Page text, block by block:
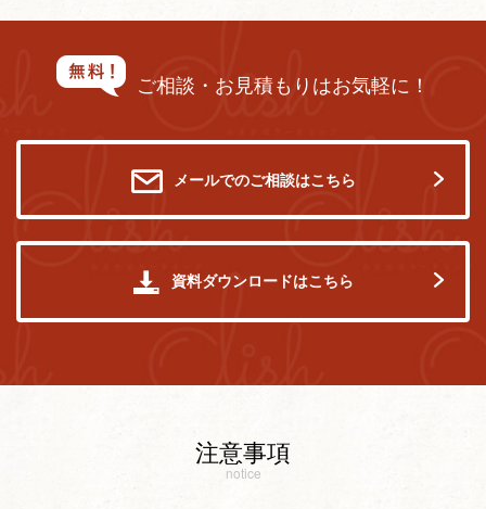
ご相談・お見積もりはお気軽に！
メールでのご相談はこちら
資料ダウンロードはこちら
注意事項
notice